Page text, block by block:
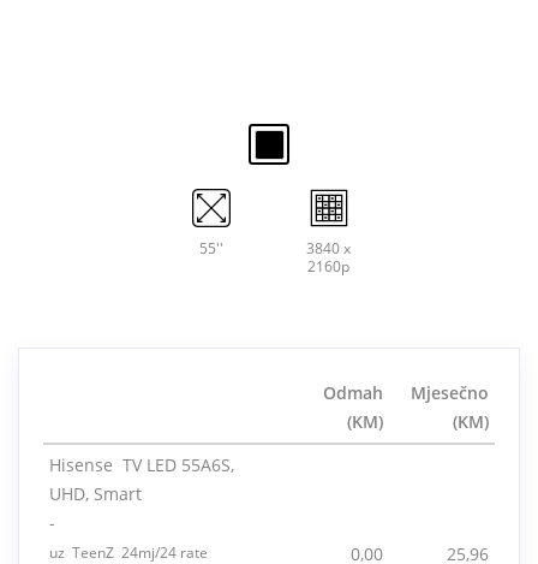
55''
3840 x
2160p
Odmah
(KM)
Mjesečno
(KM)
Hisense TV LED 55A6S,
UHD, Smart
-
uz TeenZ 24mj/24 rate
0,00 25,96